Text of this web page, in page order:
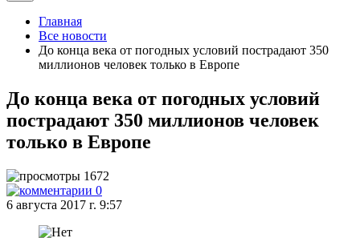
Главная
Все новости
До конца века от погодных условий пострадают 350
миллионов человек только в Европе
До конца века от погодных условий
пострадают 350 миллионов человек
только в Европе
1672
0
6 августа 2017 г. 9:57